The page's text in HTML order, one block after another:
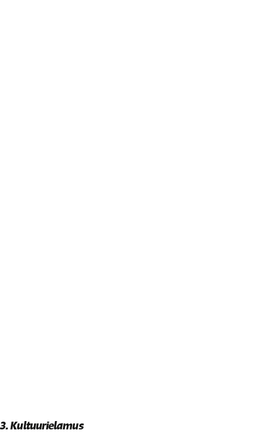
3. Kultuurielamus